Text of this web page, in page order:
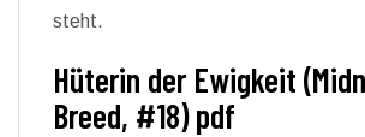
steht.
Hüterin der Ewigkeit
Breed, #18) pdf